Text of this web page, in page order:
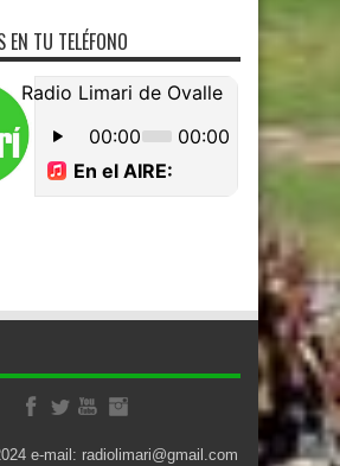
EN TU TELÉFONO
e-mail: radiolimari@gmail.com